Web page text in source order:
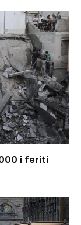
i feriti